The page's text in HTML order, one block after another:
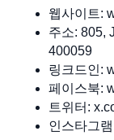
웹사이트:
주소: 805,
400059
링크드인:
페이스북:
트위터:
인스타그